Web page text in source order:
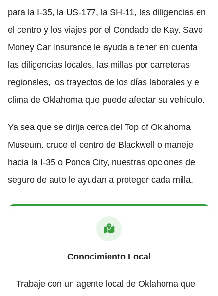
para la I-35, la US-177, la SH-11, las diligencias en
el centro y los viajes por el Condado de Kay. Save
Money Car Insurance le ayuda a tener en cuenta
las diligencias locales, las millas por carreteras
regionales, los trayectos de los días laborales y el
clima de Oklahoma que puede afectar su vehículo.
Ya sea que se dirija cerca del Top of Oklahoma
Museum, cruce el centro de Blackwell o maneje
hacia la I-35 o Ponca City, nuestras opciones de
seguro de auto le ayudan a proteger cada milla.
Conocimiento Local
Trabaje con un agente local de Oklahoma que